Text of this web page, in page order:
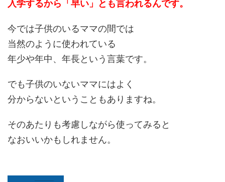
入学するから「早い」とも言われるんです。
今では子供のいるママの間では
当然のように使われている
年少や年中、年長という言葉です。
でも子供のいないママにはよく
分からないということもありますね。
そのあたりも考慮しながら使ってみると
なおいいかもしれません。